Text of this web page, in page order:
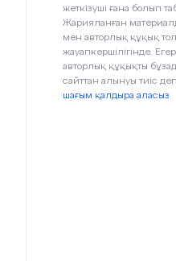
жеткізуші ғана болып
Жарияланған
мен авторлық құқық
жауапкершілігінде.
авторлық құқықты
сайттан алынуы тиіс
шағым қалдыра аласыз